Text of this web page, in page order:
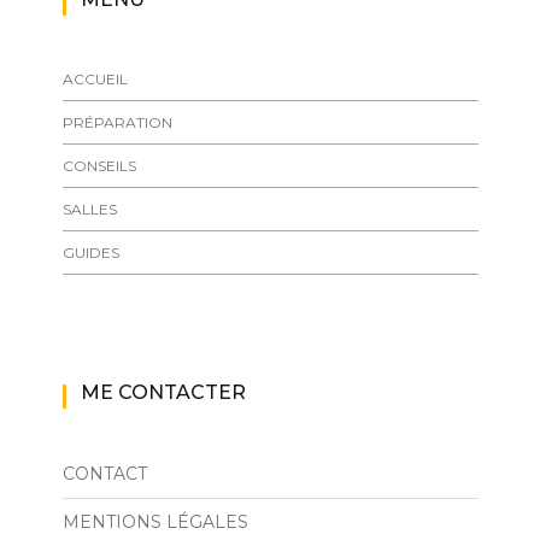
ACCUEIL
PRÉPARATION
CONSEILS
SALLES
GUIDES
ME CONTACTER
CONTACT
MENTIONS LÉGALES